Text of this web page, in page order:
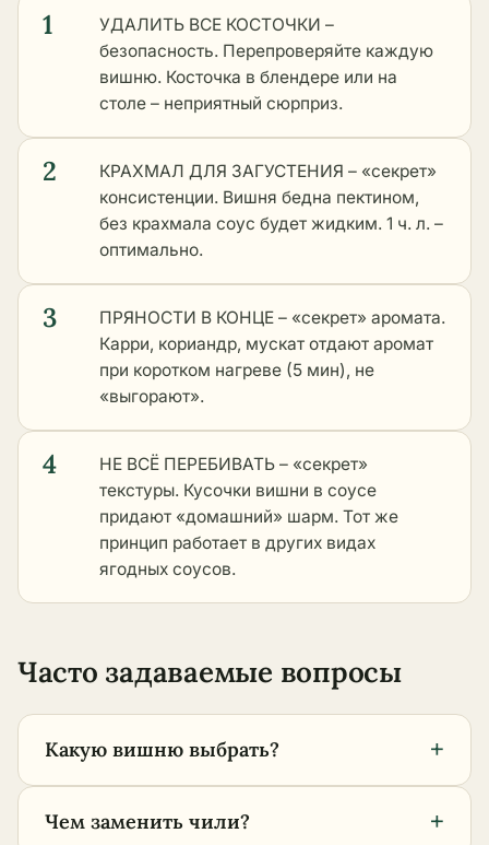
1
УДАЛИТЬ ВСЕ КОСТОЧКИ –
безопасность. Перепроверяйте каждую
вишню. Косточка в блендере или на
столе – неприятный сюрприз.
2
КРАХМАЛ ДЛЯ ЗАГУСТЕНИЯ – «секрет»
консистенции. Вишня бедна пектином,
без крахмала соус будет жидким. 1 ч. л. –
оптимально.
3
ПРЯНОСТИ В КОНЦЕ – «секрет» аромата.
Карри, кориандр, мускат отдают аромат
при коротком нагреве (5 мин), не
«выгорают».
4
НЕ ВСЁ ПЕРЕБИВАТЬ – «секрет»
текстуры. Кусочки вишни в соусе
придают «домашний» шарм. Тот же
принцип работает в других видах
ягодных соусов.
Часто задаваемые вопросы
Какую вишню выбрать? +
Чем заменить чили? +